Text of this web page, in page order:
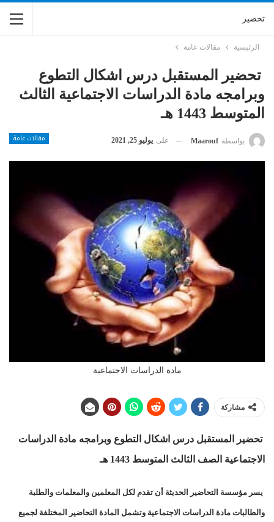
تحضير
الرئيسية مقالات عامة
تحضير المستقبل درس اشكال التطوع
وبرامجه مادة الدراسات الاجتماعية الثالث
المتوسط 1443 هـ
مقالات عامة بواسطة Maarouf على يوليو 25, 2021
مادة الدراسات الاجتماعية
مشاركة
تحضير المستقبل درس اشكال التطوع وبرامجه مادة الدراسات
الاجتماعية الصف الثالث المتوسط 1443 هـ
يسر مؤسسة التحاضير الحديثة أن تقدم لكل المعلمين والمعلمات والطلبة
والطالبات مادة الدراسات الاجتماعية وتشمل المادة التحاضير المختلفة لجميع